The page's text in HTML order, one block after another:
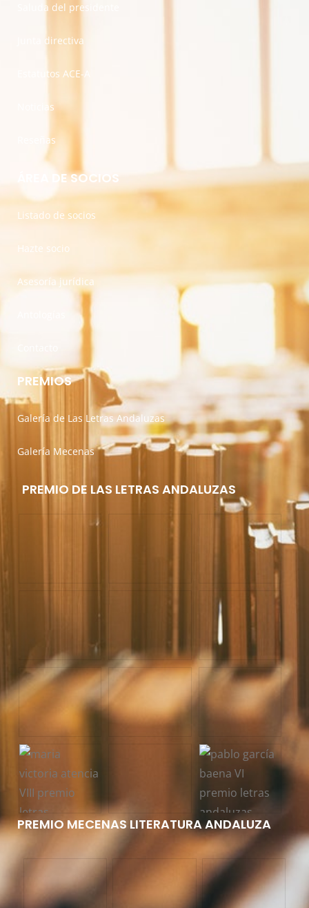
Saluda del presidente
Junta directiva
Estatutos ACE-A
Noticias
Reseñas
ÁREA DE SOCIOS
Listado de socios
Hazte socio
Asesoría jurídica
PREMIOS
Galería de Las Letras Andaluzas
Galería Mecenas
PREMIO DE LAS LETRAS ANDALUZAS
PREMIO MECENAS LITERATURA ANDALUZA